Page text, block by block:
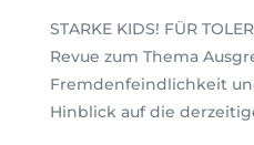
STARKE KIDS! FÜR
Revue zum Thema
Fremdenfeindlichkeit
Hinblick auf die